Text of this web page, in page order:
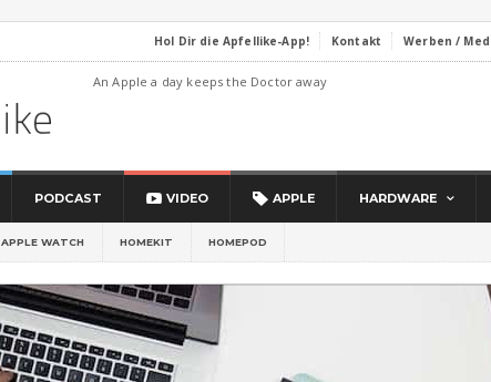
Hol Dir die Apfellike-App! Kontakt Werben /
An Apple a day keeps the Doctor away
PODCAST VIDEO APPLE HARDWARE
APPLE WATCH HOMEKIT HOMEPOD